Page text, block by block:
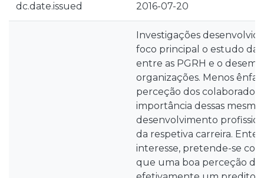
dc.date.issued 2016-07-20
Investigações
foco principal o estudo da
entre as PGRH e o
organizações. Menos
perceção dos
importância dessas
desenvolvimento
da respetiva carreira.
interesse, pretende-se
que uma boa perceção